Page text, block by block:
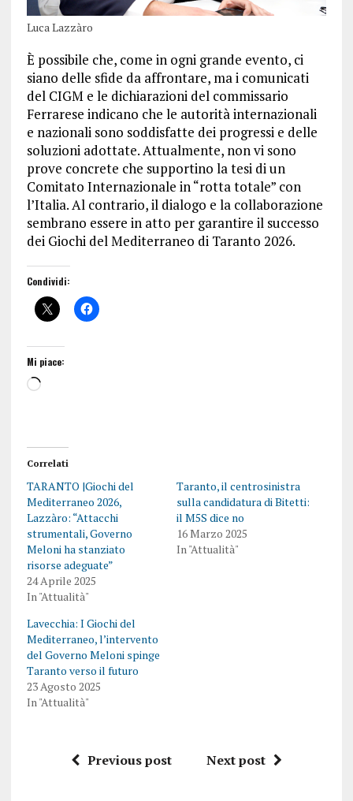
Luca Lazzàro
È possibile che, come in ogni grande evento, ci
siano delle sfide da affrontare, ma i comunicati
del CIGM e le dichiarazioni del commissario
Ferrarese indicano che le autorità internazionali
e nazionali sono soddisfatte dei progressi e delle
soluzioni adottate. Attualmente, non vi sono
prove concrete che supportino la tesi di un
Comitato Internazionale in “rotta totale” con
l’Italia. Al contrario, il dialogo e la collaborazione
sembrano essere in atto per garantire il successo
dei Giochi del Mediterraneo di Taranto 2026.
Condividi:
Mi piace:
Correlati
TARANTO |Giochi del
Mediterraneo 2026,
Lazzàro: “Attacchi
strumentali, Governo
Meloni ha stanziato
risorse adeguate”
24 Aprile 2025
In "Attualità"
Taranto, il centrosinistra
sulla candidatura di Bitetti:
il M5S dice no
16 Marzo 2025
In "Attualità"
Lavecchia: I Giochi del
Mediterraneo, l’intervento
del Governo Meloni spinge
Taranto verso il futuro
23 Agosto 2025
In "Attualità"
Previous post Next post